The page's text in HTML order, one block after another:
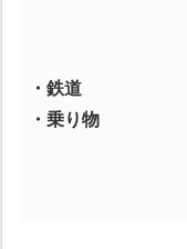
・鉄道
・乗り物